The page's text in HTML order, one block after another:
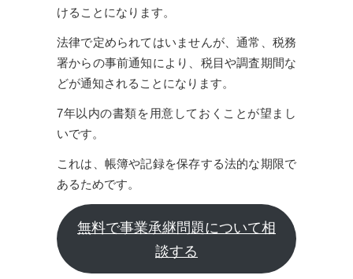
けることになります。
法律で定められてはいませんが、通常、税務
署からの事前通知により、税目や調査期間な
どが通知されることになります。
7年以内の書類を用意しておくことが望まし
いです。
これは、帳簿や記録を保存する法的な期限で
あるためです。
無料で事業承継問題について相
談する